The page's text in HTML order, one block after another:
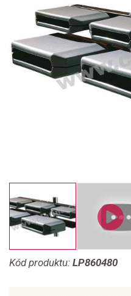
Kód produktu: LP860480